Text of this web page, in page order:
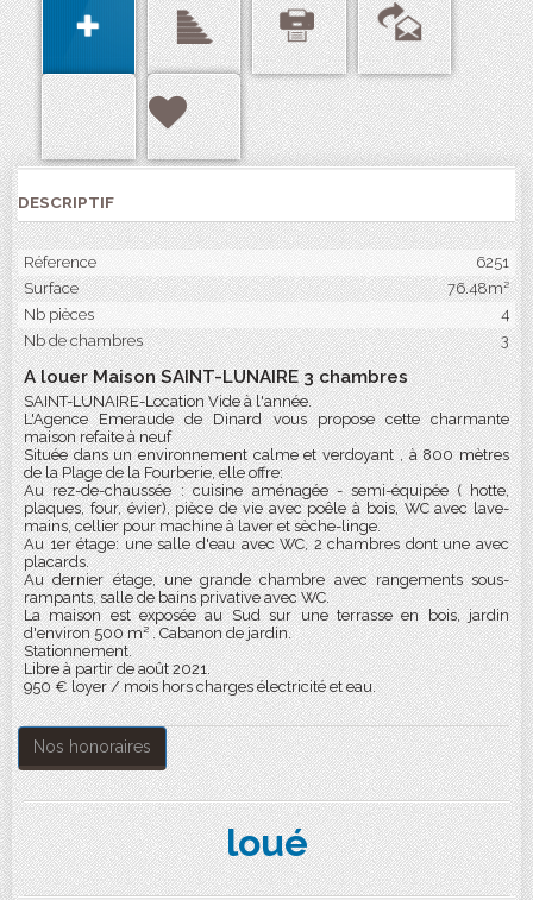
DESCRIPTIF
Réference
6251
Surface
76.48m²
Nb pièces
4
Nb de chambres
3
A louer Maison SAINT-LUNAIRE 3 chambres
SAINT-LUNAIRE-Location Vide à l'année.
L'Agence Emeraude de Dinard vous propose cette charmante
maison refaite à neuf
Située dans un environnement calme et verdoyant , à 800 mètres
de la Plage de la Fourberie, elle offre:
Au rez-de-chaussée : cuisine aménagée - semi-équipée ( hotte,
plaques, four, évier), pièce de vie avec poêle à bois, WC avec lave-
mains, cellier pour machine à laver et sèche-linge.
Au 1er étage: une salle d'eau avec WC, 2 chambres dont une avec
placards.
Au dernier étage, une grande chambre avec rangements sous-
rampants, salle de bains privative avec WC.
La maison est exposée au Sud sur une terrasse en bois, jardin
d'environ 500 m² . Cabanon de jardin.
Stationnement.
Libre à partir de août 2021.
950 € loyer / mois hors charges électricité et eau.
Nos honoraires
loué